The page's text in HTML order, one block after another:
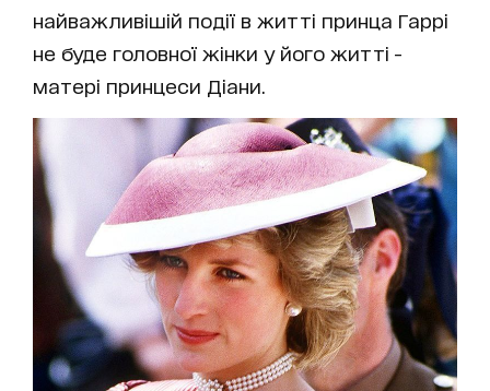
найважливішій події в житті принца Гаррі
не буде головної жінки у його житті -
матері принцеси Діани.